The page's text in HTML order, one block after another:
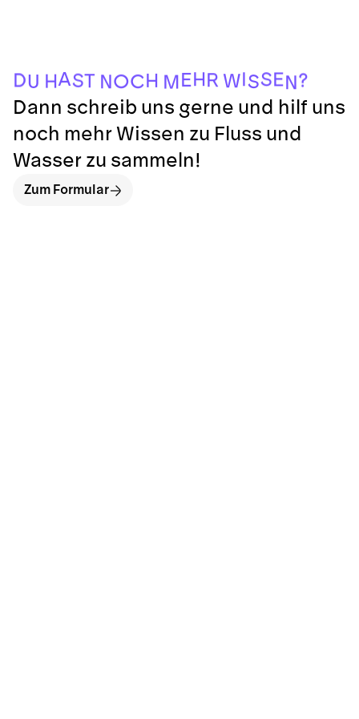
DU HAST NOC H MEHR WISSEN?
Dann schreib uns gerne und hilf uns
noch mehr Wissen zu Fluss und
Wasser zu sammeln!
Zum Formular